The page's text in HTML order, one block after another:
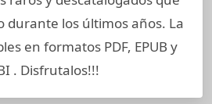
durante los últimos años. La
en formatos PDF, EPUB y
. Disfrutalos!!!